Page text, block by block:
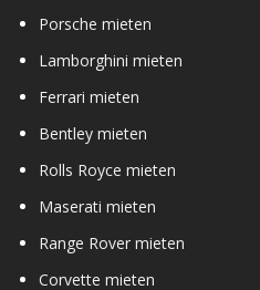
Porsche mieten
Lamborghini mieten
Ferrari mieten
Bentley mieten
Rolls Royce mieten
Maserati mieten
Range Rover mieten
Corvette mieten